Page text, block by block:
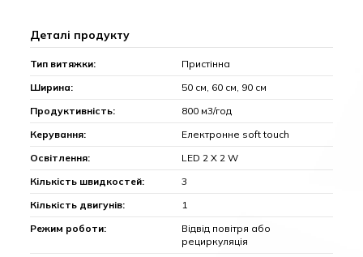
Деталі продукту
Тип витяжки:
Пристінна
Ширина:
50 см, 60 см, 90 см
Продуктивність:
800 м3/год
Керування:
Електронне soft touch
Освітлення:
LED 2 Х 2 W
Кількість швидкостей:
3
Кількість двигунів:
1
Режим роботи:
Відвід повітря або
рециркуляція